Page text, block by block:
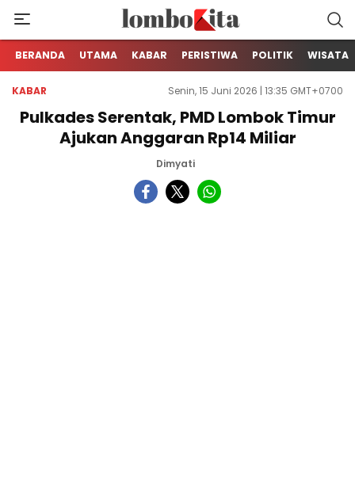
LOMBOKita
Media Berita Online dari Lombok
BERANDA UTAMA KABAR PERISTIWA POLITIK WISATA
KABAR Senin, 15 Juni 2026 | 13:35 GMT+0700
Pulkades Serentak, PMD Lombok Timur
Ajukan Anggaran Rp14 Miliar
Dimyati